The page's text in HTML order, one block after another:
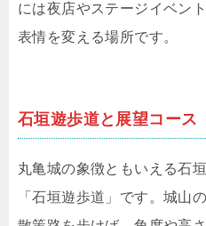
には夜店やステージイベン
表情を変える場所です。
石垣遊歩道と展望コース
丸亀城の象徴ともいえる石
「石垣遊歩道」です。城山